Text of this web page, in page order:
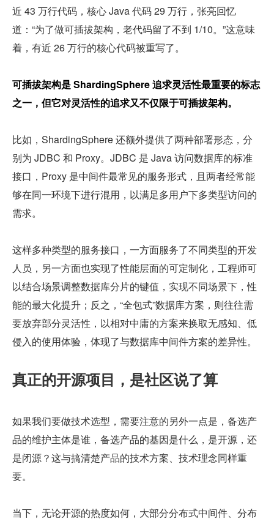
近 43 万行代码，核心 Java 代码 29 万行，张亮回忆
道：“为了做可插拔架构，老代码留了不到 1/10。”这意味
着，有近 26 万行的核心代码被重写了。
可插拔架构是 ShardingSphere 追求灵活性最重要的标志
之一，但它对灵活性的追求又不仅限于可插拔架构。
比如，ShardingSphere 还额外提供了两种部署形态，分
别为 JDBC 和 Proxy。JDBC 是 Java 访问数据库的标准
接口，Proxy 是中间件最常见的服务形式，且两者经常能
够在同一环境下进行混用，以满足多用户下多类型访问的
需求。
这样多种类型的服务接口，一方面服务了不同类型的开发
人员，另一方面也实现了性能层面的可定制化，工程师可
以结合场景调整数据库分片的键值，实现不同场景下，性
能的最大化提升；反之，“全包式”数据库方案，则往往需
要放弃部分灵活性，以相对中庸的方案来换取无感知、低
侵入的使用体验，体现了与数据库中间件方案的差异性。
真正的开源项目，是社区说了算
如果我们要做技术选型，需要注意的另外一点是，备选产
品的维护主体是谁，备选产品的基因是什么，是开源，还
是闭源？这与搞清楚产品的技术方案、技术理念同样重
要。
当下，无论开源的热度如何，大部分分布式中间件、分布